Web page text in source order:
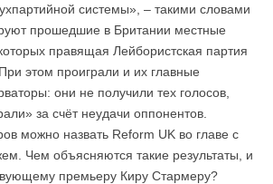
системы», – такими словами
прошедшие в Британии местные
правящая Лейбористская партия
этом проиграли и их главные
они не получили тех голосов,
за счёт неудачи оппонентов.
можно назвать Reform UK во главе с
Чем объясняются такие результаты, и
премьеру Киру Стармеру?